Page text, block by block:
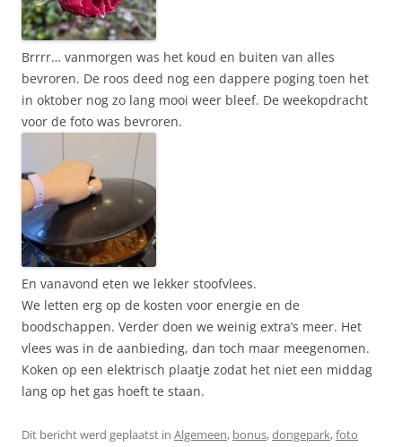
Brrrr… vanmorgen was het koud en buiten van alles
bevroren. De roos deed nog een dappere poging toen het
in oktober nog zo lang mooi weer bleef. De weekopdracht
voor de foto was bevroren.
En vanavond eten we lekker stoofvlees.
We letten erg op de kosten voor energie en de
boodschappen. Verder doen we weinig extra’s meer. Het
vlees was in de aanbieding, dan toch maar meegenomen.
Koken op een elektrisch plaatje zodat het niet een middag
lang op het gas hoeft te staan.
Dit bericht werd geplaatst in Algemeen, bonus,dongepark,foto